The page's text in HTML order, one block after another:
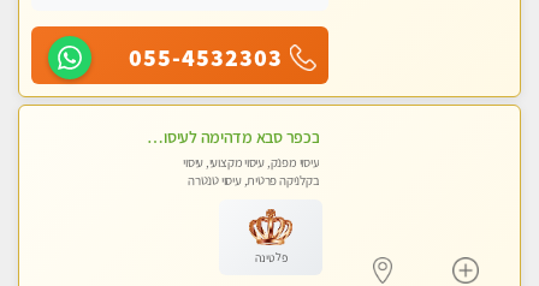
055-4532303
בכפר סבא מדהימה לעיסוי איכותי במקום מהמם!
עיסוי מפנק, עיסוי מקצועי, עיסוי
בקלניקה פרטית, עיסוי טנטרה
פלטינה